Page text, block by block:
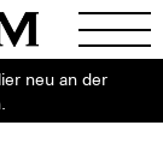
neu an der